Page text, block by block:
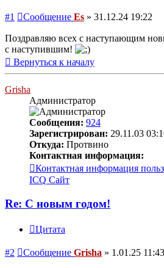
#1 Сообщение Es » 31.12.24 19:22
Поздравляю всех с наступающим
с наступившим!
Вернуться к началу
Grisha
Администратор
Сообщения: 924
Зарегистрирован: 29.11.03
Откуда: Протвино
Контактная информация:
Контактная информация
ICQ Сайт
Re: С новым годом!
Цитата
#2 Сообщение Grisha » 1.01.25 11:43